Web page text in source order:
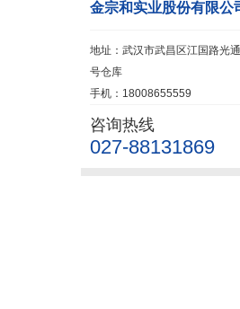
金宗和实业股份有限公
地址：武汉市武昌区江国路光
号仓库
手机：18008655559
咨询热线
027-88131869